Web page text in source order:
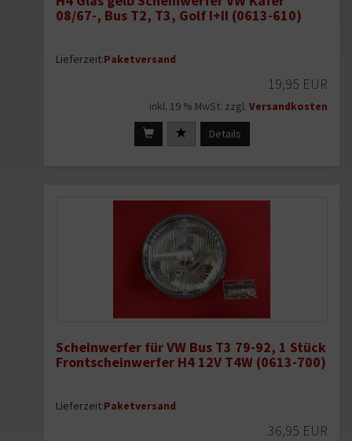
08/67-, Bus T2, T3, Golf I+II (0613-610)
Lieferzeit:Paketversand
19,95 EUR
inkl. 19 % MwSt. zzgl. Versandkosten
Details
Scheinwerfer für VW Bus T3 79-92, 1 Stück
Frontscheinwerfer H4 12V T4W (0613-700)
Lieferzeit:Paketversand
36,95 EUR